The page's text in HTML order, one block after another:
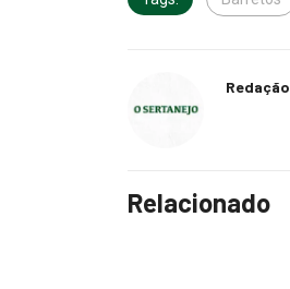
Redação
Relacionado